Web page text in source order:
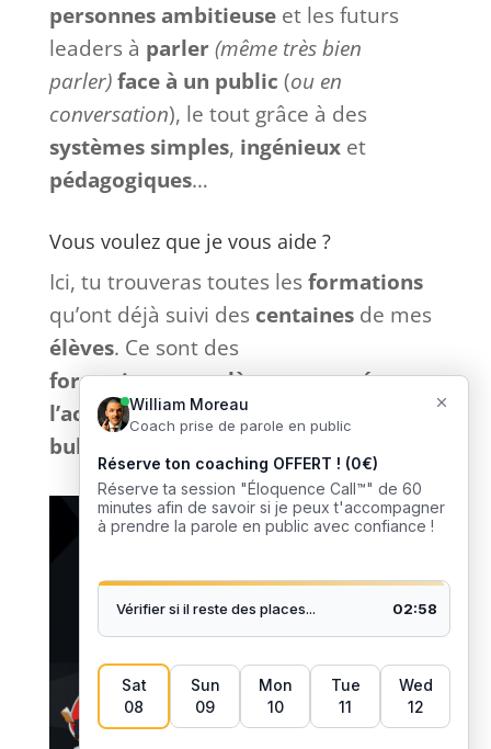
personnes ambitieuseet les futurs
leaders à parler (même très bien
parler) face à un public (ou en
conversation), le tout grâce à des
systèmes simples, ingénieuxet
pédagogiques…
Vous voulez que je vous aide ?
Ici, tu trouveras toutes lesformations
qu’ont déjà suivi des centainesde mes
élèves. Ce sont des
formationscomplètesettournéesvers
l’actionsans bla-bla inutile et
bullshit